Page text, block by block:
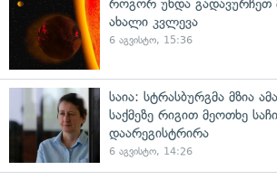
ახალი კვლევა
6 აგვისტო, 15:36
საია: სტრასბურგმა მზია
საქმეზე რიგით მეოთხე
დაარეგისტრირა
6 აგვისტო, 14:26